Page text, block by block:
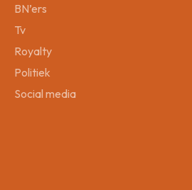
BN’ers
Tv
Royalty
Politiek
Social media